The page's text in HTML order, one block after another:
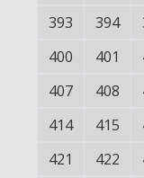
393
394
400
401
407
408
414
415
421
422